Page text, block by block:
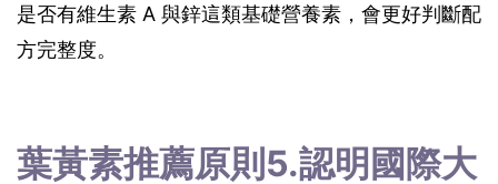
是否有維生素 A 與鋅這類基礎營養素，會更好判斷配
方完整度。
葉黃素推薦原則5.認明國際大